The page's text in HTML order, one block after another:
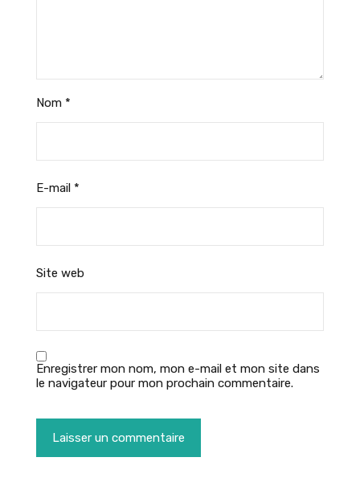
Nom *
E-mail *
Site web
Enregistrer mon nom, mon e-mail et mon site dans
le navigateur pour mon prochain commentaire.